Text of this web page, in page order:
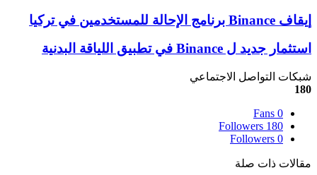
إيقاف
Binance
برنامج
الإحالة
للمستخدمين
في
إيقاف Binance برنامج الإحالة للمستخدمين في تركيا
استثمار
ل
Binance
تطبيق
اللياقة
البدنية
استثمار جديد ل Binance في تطبيق اللياقة البدنية
شبكات التواصل الاجتماعي
180
0
Fans
180
Followers
0
Followers
مقالات ذات صلة